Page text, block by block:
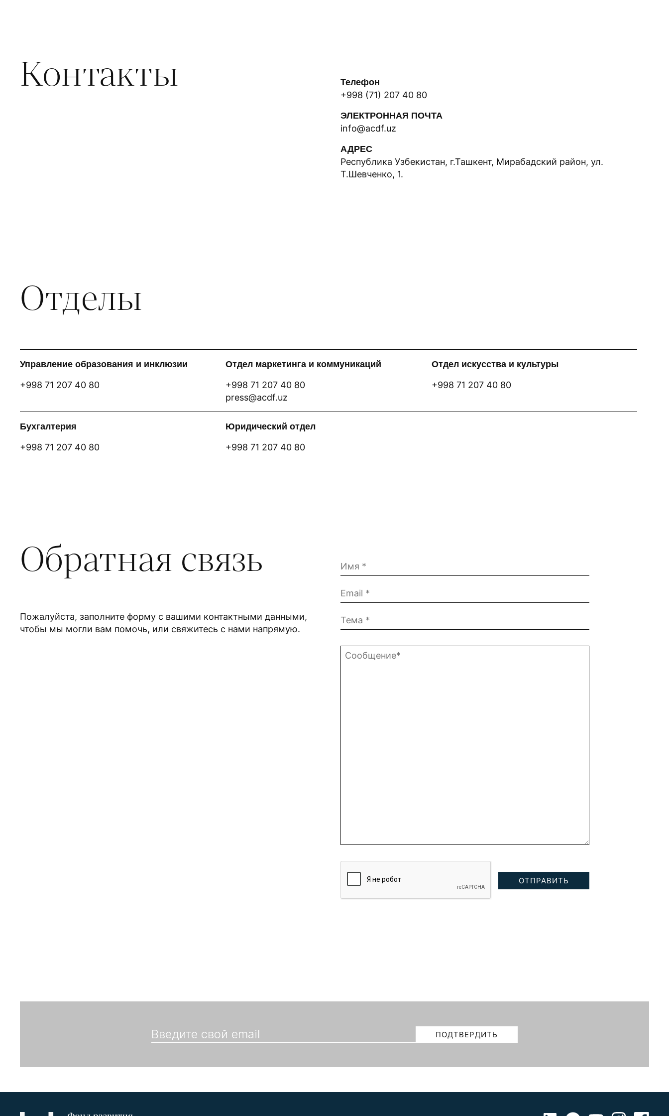
Контакты Телефон
+998 (71) 207 40 80
ЭЛЕКТРОННАЯ ПОЧТА
info@acdf.uz
АДРЕС
Республика Узбекистан, г.Ташкент, Мирабадский район, ул.
Т.Шевченко, 1.
Отделы
Управление образования и инклюзии
+998 71 207 40 80
Отдел маркетинга и коммуникаций
+998 71 207 40 80
press@acdf.uz
Отдел искусства и культуры
+998 71 207 40 80
Бухгалтерия
+998 71 207 40 80
Юридический отдел
+998 71 207 40 80
Обратная связь
Пожалуйста, заполните форму с вашими контактными данными,
чтобы мы могли вам помочь, или свяжитесь с нами напрямую.